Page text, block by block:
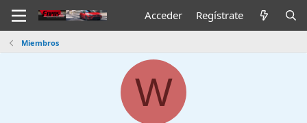
Acceder Regístrate
Miembros
W